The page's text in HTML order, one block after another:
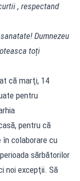
, respectand
Dumnezeu
toți
că marţi, 14
pentru
pentru că
colaborare cu
sărbătorilor
noi excepţii. Să